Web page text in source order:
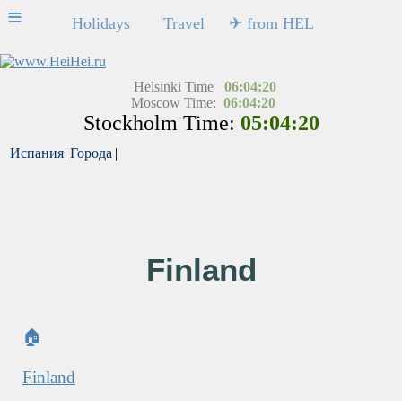
≡ Holidays Travel ✈ from HEL
Helsinki Time 06:04:20
Moscow Time: 06:04:20
Stockholm Time: 05:04:20
Испания| Города |
Finland
🏠
Finland